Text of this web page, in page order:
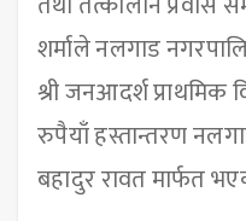
शर्माले नलगाड
श्री जनआदर्श प्राथमिक
रुपैयाँ हस्तान्तरण
बहादुर रावत मार्फत